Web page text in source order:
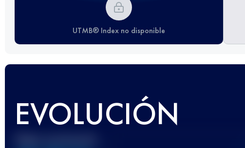
UTMB® Index no disponible
EVOLUCIÓN